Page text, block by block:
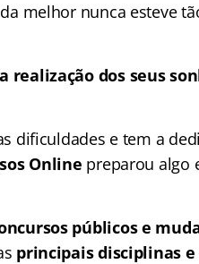
melhor nunca esteve
realização dos seus
dificuldades e tem a
Online preparou algo
públicos e
principais disciplinas